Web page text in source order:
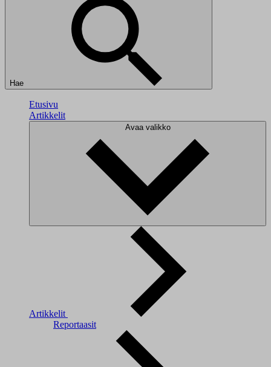
Hae
Etusivu
Artikkelit
Avaa valikko
Artikkelit
Reportaasit